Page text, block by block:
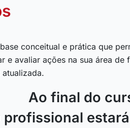
conceitual e prática que
e avaliar ações na sua área
Ao final do
profissional